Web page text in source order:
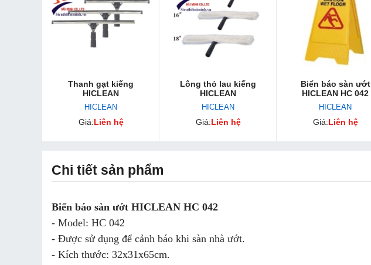
Thanh gạt kiếng
HICLEAN
HICLEAN
Giá:Liên hệ
Lông thỏ lau kiếng
HICLEAN
HICLEAN
Giá:Liên hệ
Biển báo sàn ướt
HICLEAN HC 042
HICLEAN
Giá:Liên hệ
Chi tiết sản phẩm
Biển báo sàn ướt HICLEAN HC 042
- Model: HC 042
- Được sử dụng để cảnh báo khi sàn nhà ướt.
- Kích thước: 32x31x65cm.